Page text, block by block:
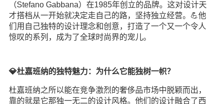
（Stefano Gabbana）在1985年创立的品牌。这对设计天
才搭档从一开始就决定走自己的路，坚持独立经营。💪他
们用自己独特的设计理念和创意，打造了一个又一个令人
惊叹的系列，成为了全球时尚界的宠儿。
💎杜嘉班纳的独特魅力：为什么它能独树一帜？
杜嘉班纳之所以能在竞争激烈的奢侈品市场中脱颖而出，
靠的就是它那独一无二的设计风格。他们的设计融合了西